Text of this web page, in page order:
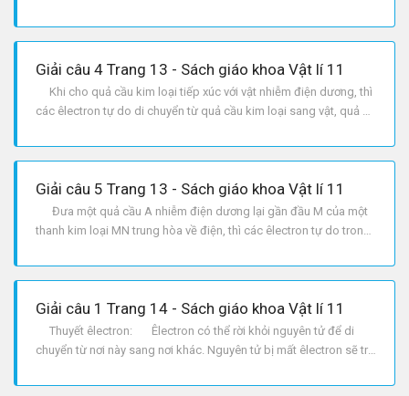
Giải câu 4 Trang 13 - Sách giáo khoa Vật lí 11
Khi cho quả cầu kim loại tiếp xúc với vật nhiễm điện dương, thì
các êlectron tự do di chuyển từ quả cầu kim loại sang vật, quả cầ
đó quả cầu kim loại và vật đẩy nhau.
Giải câu 5 Trang 13 - Sách giáo khoa Vật lí 11
Đưa một quả cầu A nhiễm điện dương lại gần đầu M của một
thanh kim loại MN trung hòa về điện, thì các êlectron tự do trong
nhiềm điện âm, đầu N thiếu êlectron nên nhiễm điện dương.
Giải câu 1 Trang 14 - Sách giáo khoa Vật lí 11
Thuyết êlectron: Êlectron có thể rời khỏi nguyên tử để di
chuyển từ nơi này sang nơi khác. Nguyên tử bị mất êlectron sẽ trở
tử trung hòa có thể nhận thêm êlectron để trở thành một hạt